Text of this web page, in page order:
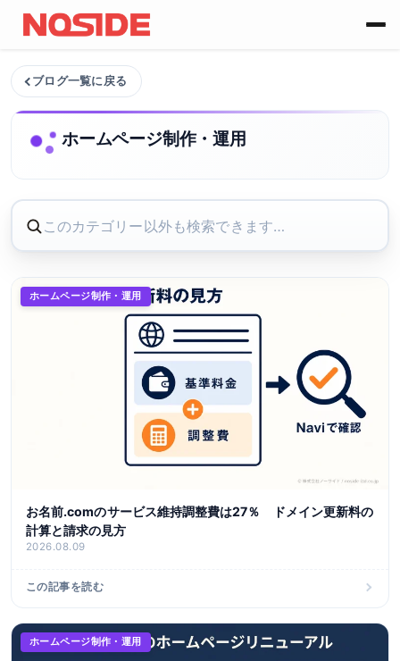
コンテンツへスキップ
ブログ一覧に戻る
ホームページ制作・運用
ホームページ制作・運用
お名前.comのサービス維持調整費は27％ ドメイン更新料の
計算と請求の見方
2026.08.09
この記事を読む
ホームページ制作・運用